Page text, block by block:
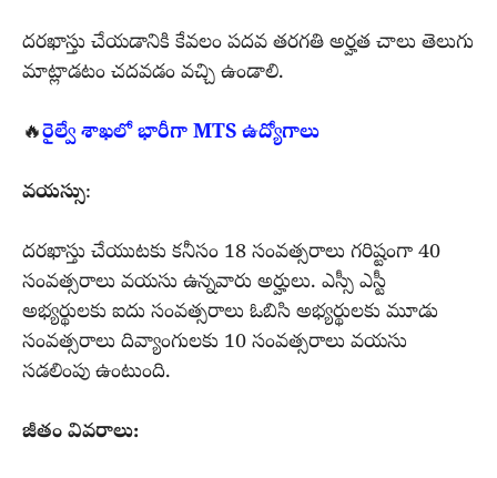
దరఖాస్తు చేయడానికి కేవలం పదవ తరగతి అర్హత చాలు తెలుగు
మాట్లాడటం చదవడం వచ్చి ఉండాలి.
🔥రైల్వే శాఖలో భారీగా MTS ఉద్యోగాలు
వయస్సు:
దరఖాస్తు చేయుటకు కనీసం 18 సంవత్సరాలు గరిష్టంగా 40
సంవత్సరాలు వయసు ఉన్నవారు అర్హులు. ఎస్సీ ఎస్టీ
అభ్యర్థులకు ఐదు సంవత్సరాలు ఓబిసి అభ్యర్థులకు మూడు
సంవత్సరాలు దివ్యాంగులకు 10 సంవత్సరాలు వయసు
సడలింపు ఉంటుంది.
జీతం వివరాలు: